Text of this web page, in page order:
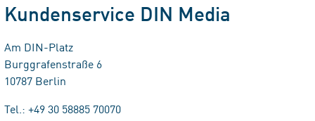
Kundenservice DIN Media
Am DIN-Platz
Burggrafenstraße 6
10787 Berlin
Tel.: +49 30 58885 70070